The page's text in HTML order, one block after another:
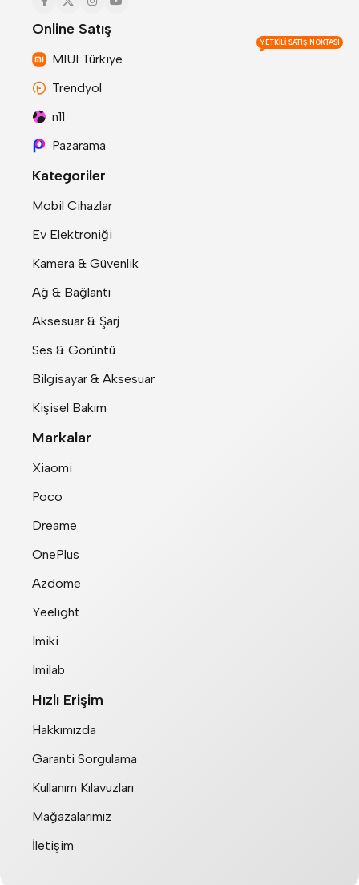
Online Satış
MIUI Türkiye
YETKILI SATIŞ NOKTASI
Trendyol
n11
Pazarama
Kategoriler
Mobil Cihazlar
Ev Elektroniği
Kamera & Güvenlik
Ağ & Bağlantı
Aksesuar & Şarj
Ses & Görüntü
Bilgisayar & Aksesuar
Kişisel Bakım
Markalar
Xiaomi
Poco
Dreame
OnePlus
Azdome
Yeelight
Imiki
Imilab
Hızlı Erişim
Hakkımızda
Garanti Sorgulama
Kullanım Kılavuzları
Mağazalarımız
İletişim